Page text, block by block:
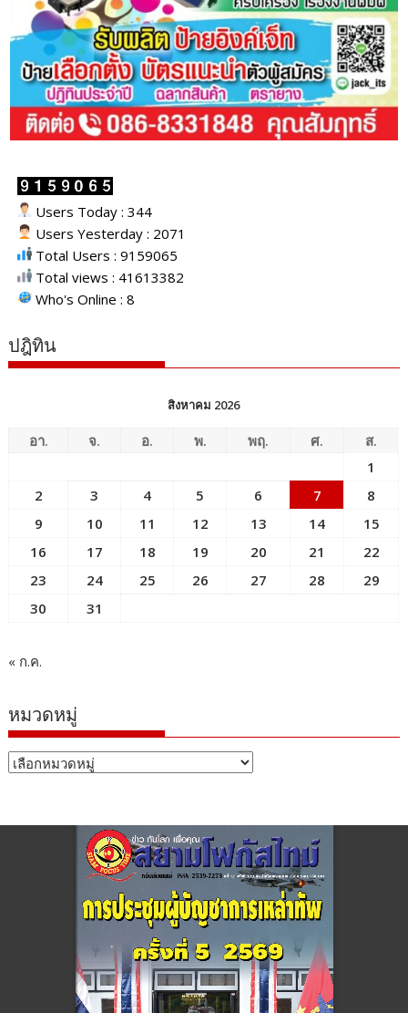
Users Today : 344
Users Yesterday : 2071
Total Users : 9159065
Total views : 41613382
Who's Online : 8
ปฎิทิน
สิงหาคม 2026
อา. จ. อ. พ. พฤ. ศ.
ส.
1
2
3 4 5 6 7
8
9
10 11 12 13 14
15
16
17 18 19 20 21
22
23
24 25 26 27 28
29
30
31
« ก.ค.
หมวดหมู่
หมวด